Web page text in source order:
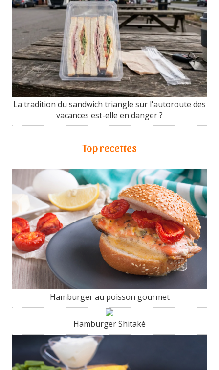
La tradition du sandwich triangle sur l'autoroute des
vacances est-elle en danger ?
Top recettes
Hamburger au poisson gourmet
Hamburger Shitaké